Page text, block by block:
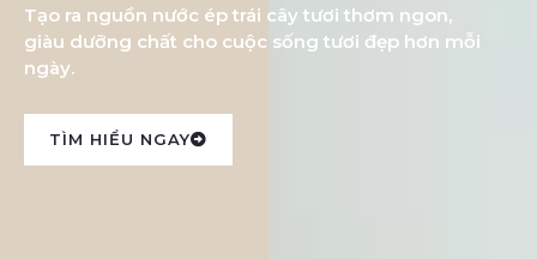
Tạo ra nguồn nước ép trái cây tươi thơm ngon,
giàu dưỡng chất cho cuộc sống tươi đẹp hơn mỗi
ngày.
TÌM HIỂU NGAY